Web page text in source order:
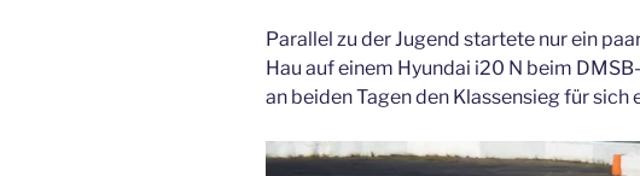
Parallel zu der Jugend startete nur ein
Hau auf einem Hyundai i20 N beim
an beiden Tagen den Klassensieg für sich